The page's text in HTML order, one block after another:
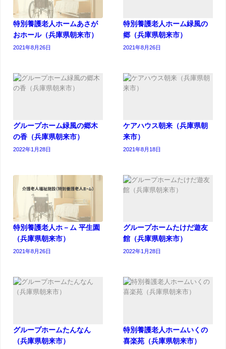
特別養護老人ホームあさが
おホール（兵庫県朝来市）
2021年8月26日
特別養護老人ホーム緑風の
郷（兵庫県朝来市）
2021年8月26日
グループホーム緑風の郷木
の香（兵庫県朝来市）
2022年1月28日
ケアハウス朝来（兵庫県朝
来市）
2021年8月18日
特別養護老人ホ－ム 平生園
（兵庫県朝来市）
2021年8月26日
グループホームたけだ遊友
館（兵庫県朝来市）
2022年1月28日
グループホームたんなん
（兵庫県朝来市）
特別養護老人ホームいくの
喜楽苑（兵庫県朝来市）